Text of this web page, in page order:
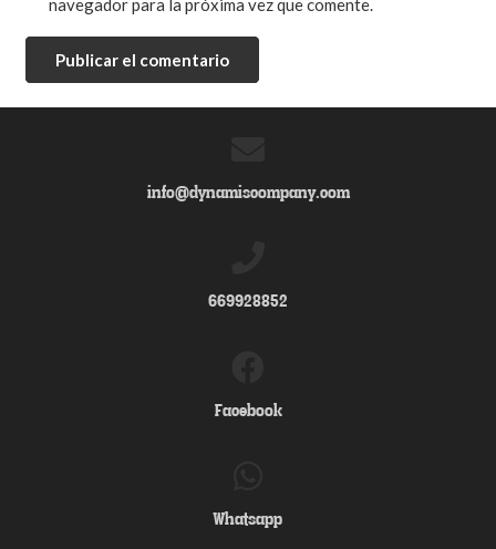
Publicar el comentario
info@dynamiscompany.com
669928852
Facebook
Whatsapp